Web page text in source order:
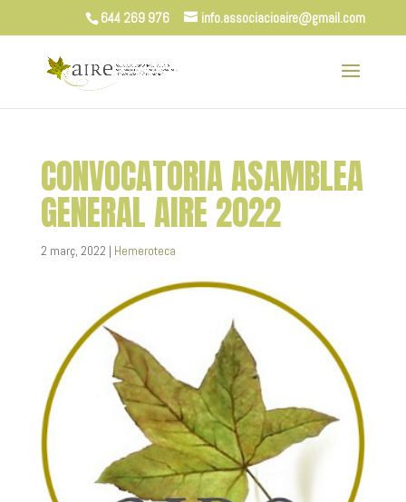
644 269 976 info.associacioaire@gmail.com
CONVOCATORIA ASAMBLEA
GENERAL AIRE 2022
2 març, 2022 | Hemeroteca